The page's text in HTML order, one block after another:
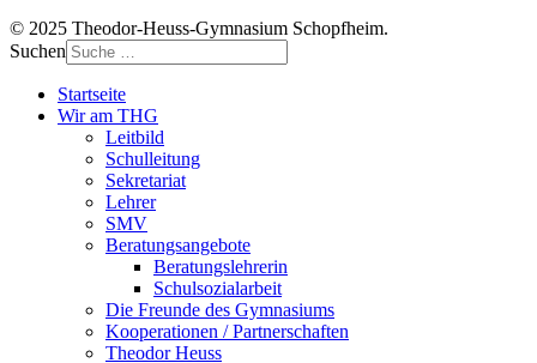
© 2025 Theodor-Heuss-Gymnasium Schopfheim.
Suchen
Startseite
Wir am THG
Leitbild
Schulleitung
Sekretariat
Lehrer
SMV
Beratungsangebote
Beratungslehrerin
Schulsozialarbeit
Die Freunde des Gymnasiums
Kooperationen / Partnerschaften
Theodor Heuss